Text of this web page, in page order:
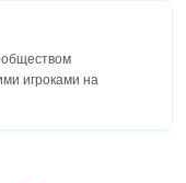
игроками на